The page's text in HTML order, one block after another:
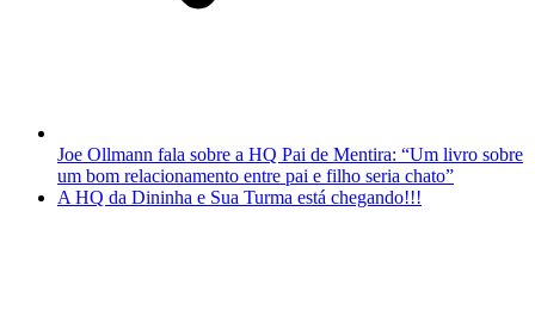
Joe Ollmann fala sobre a HQ Pai de Mentira: “Um livro sobre
um bom relacionamento entre pai e filho seria chato”
A HQ da Dininha e Sua Turma está chegando!!!